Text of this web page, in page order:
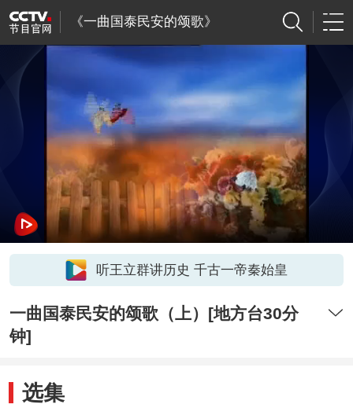
《一曲国泰民安的颂歌》
听王立群讲历史 千古一帝秦始皇
一曲国泰民安的颂歌（上）[地方台30分
钟]
选集